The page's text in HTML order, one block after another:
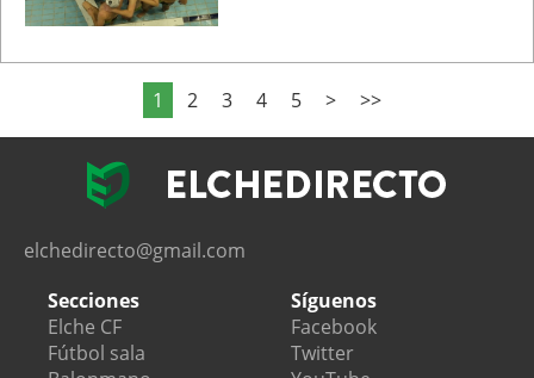
1 2 3 4 5 > >>
elchedirecto@gmail.com
Secciones
Elche CF
Fútbol sala
Síguenos
Facebook
Twitter